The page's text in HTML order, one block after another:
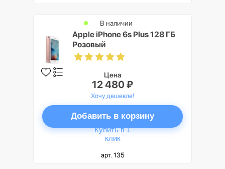
Apple iPhone 6s Plus 128 ГБ
Розовый
В наличии
Цена
12 480 ₽
Хочу дешевле!
Добавить в корзину
Купить в 1
клик
арт. 135